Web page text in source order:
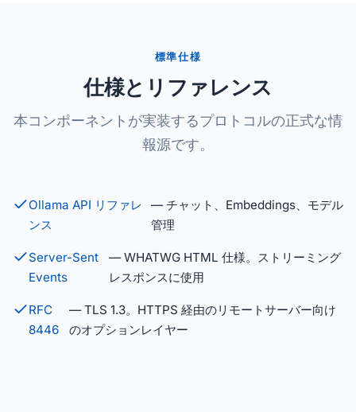
標準仕様
仕様とリファレンス
本コンポーネントが実装するプロトコルの正式な情
報源です。
Ollama API リファレ
ンス
— チャット、Embeddings、モデル
管理
Server-Sent
Events
— WHATWG HTML 仕様。ストリーミング
レスポンスに使用
RFC
8446
— TLS 1.3。HTTPS 経由のリモートサーバー向け
のオプションレイヤー